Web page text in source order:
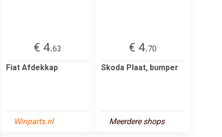
€ 4.63
Fiat Afdekkap
Winparts.nl
€ 4.70
Skoda Plaat, bumper
Meerdere shops